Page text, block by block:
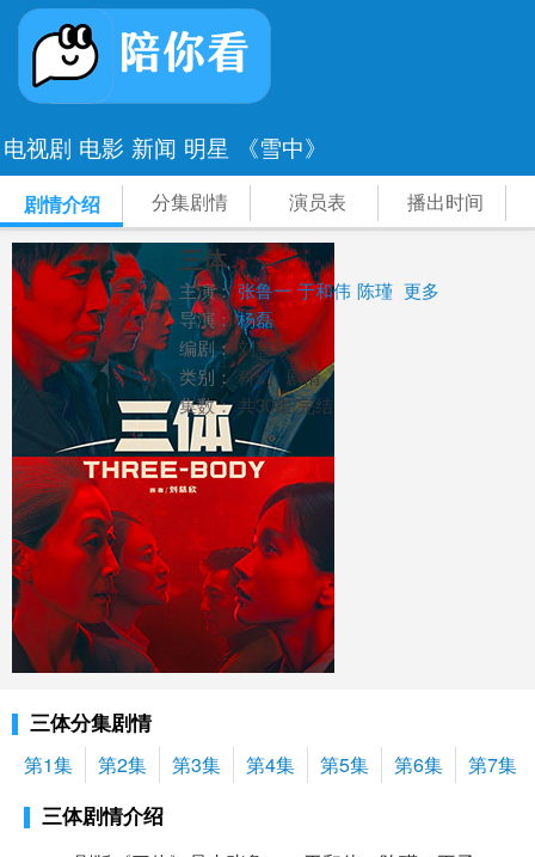
电视剧 电影 新闻 明星 《雪中》
剧情介绍 分集剧情 演员表 播出时间
三体
主演：张鲁一 于和伟 陈瑾 更多
导演：杨磊
编剧：刘慈欣
类别：科幻 剧情
集数：共30集/完结
三体分集剧情
第1集 第2集 第3集 第4集 第5集 第6集 第7集
三体剧情介绍